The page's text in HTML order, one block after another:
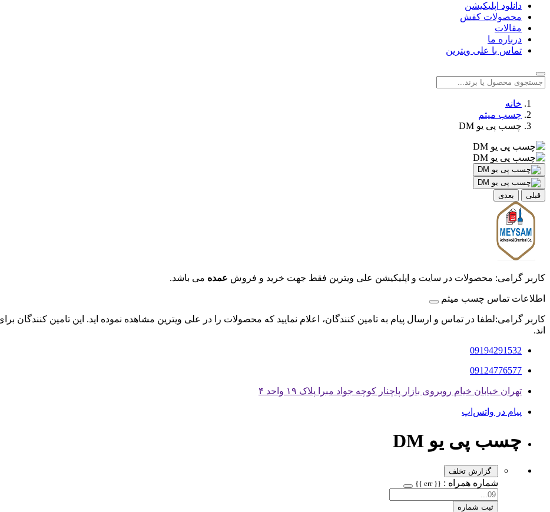
دانلود اپلیکیشن
محصولات کفش
مقالات
درباره ما
تماس با علی ویترین
خانه
چسب میثم
چسب پی یو DM
قبلی بعدی
کاربر گرامی: محصولات در سایت و اپلیکیشن علی ویترین فقط جهت خرید و فروش عمده می باشد.
اطلاعات تماس چسب میثم
کاربر گرامی:لطفا در تماس و ارسال پیام به تامین کنندگان، اعلام نمایید که محصولات را در علی ویترین مشاهده نموده اید. این تامین کنندگان
اند.
09194291532
09124776577
تهران خیابان خیام روبروی بازار پاچنار کوچه جواد مبرا پلاک ۱۹ واحد ۴
پیام در واتس‌اپ
چسب پی یو DM
گزارش تخلف
شماره همراه : {{ err }}
ثبت شماره